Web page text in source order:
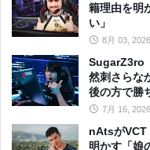
籍理由を明
い」
8月 03, 2026
SugarZ3ro
然刺さらな
後の方で勝
7月 16, 2026
nAtsがVCT
明かす「娘